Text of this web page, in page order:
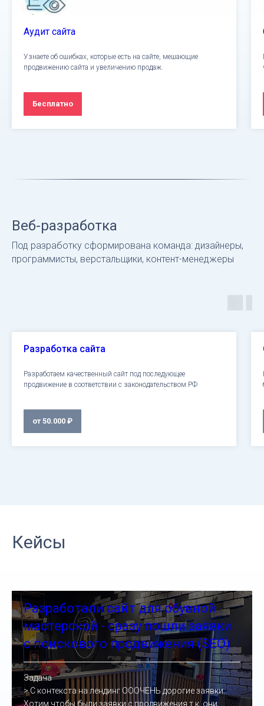
Аудит сайта
Узнаете об ошибках, которые есть на сайте, мешающие
продвижению сайта и увеличению продаж.
Бесплатно
Веб-разработка
Под разработку сформирована команда: дизайнеры,
программисты, верстальщики, контент-менеджеры
Разработка сайта
Разработаем качественный сайт под последующее
продвижение в соответствии с законодательством РФ
от 50.000 ₽
Кейсы
Разработали сайт для обувной
мастерской - сразу пошли заявки
с поискового продвижения (SEO)
Задача
> С контекста на лендинг ОООЧЕНЬ дорогие заявки.
Хотим чтобы были заявки с продвижения т.к. они